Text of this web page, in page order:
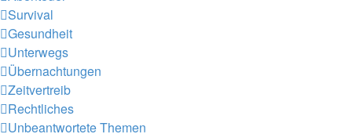
Survival
Gesundheit
Unterwegs
Übernachtungen
Zeitvertreib
Rechtliches
Unbeantwortete Themen